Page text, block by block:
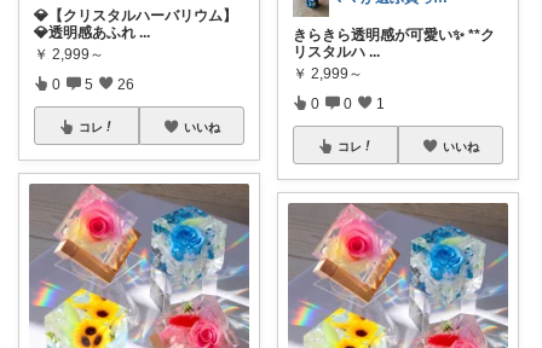
💎【クリスタルハーバリウム】
💎透明感あふれ ...
￥ 2,999～
0 5 26
コレ いいね
きらきら透明感が可愛い✨ **ク
リスタルハ ...
￥ 2,999～
0 0 1
コレ いいね